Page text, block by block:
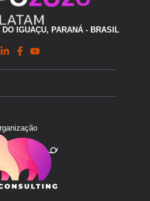
IGUAÇU, PARANÁ - BRASIL